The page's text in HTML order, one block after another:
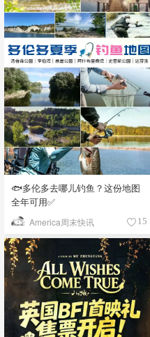
🐟多伦多去哪儿钓鱼？这份地图
全年可用✅
America周末快讯 15